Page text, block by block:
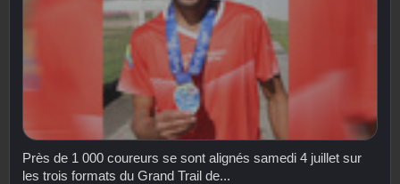
Près de 1 000 coureurs se sont alignés samedi 4 juillet sur
les trois formats du Grand Trail de...